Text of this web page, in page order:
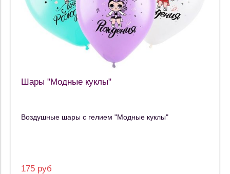
Шары "Модные куклы"
Воздушные шары с гелием "Модные куклы"
175 руб